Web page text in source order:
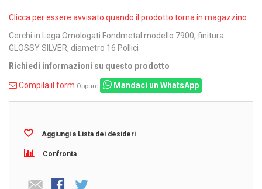
Clicca per essere avvisato quando il prodotto torna in magazzino.
Cerchi in Lega Omologati Fondmetal modello 7900, finitura
GLOSSY SILVER, diametro 16 Pollici
Richiedi informazioni su questo prodotto
Compila il form Oppure Mandaci un WhatsApp
Aggiungi a Lista dei desideri
Confronta